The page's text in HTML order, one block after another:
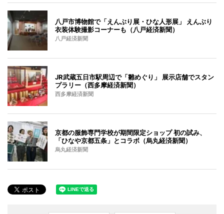
八戸市博物館で「えんぶり展・ひな人形展」 えんぶり
衣装体験撮影コーナーも（八戸経済新聞）
八戸経済新聞
JR武蔵五日市駅周辺で「雛めぐり」 展示店舗でスタン
プラリー（西多摩経済新聞）
西多摩経済新聞
京都の服飾専門学校が期間限定ショップ 初の試み、
「ひなや京都五条」とコラボ（烏丸経済新聞）
烏丸経済新聞